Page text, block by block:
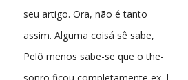
seu artigo. Ora, não é tanto
assim. Alguma coisá sê sabe,
Pelô menos sabe-se que o the-
sonro ficou completamente ex-|